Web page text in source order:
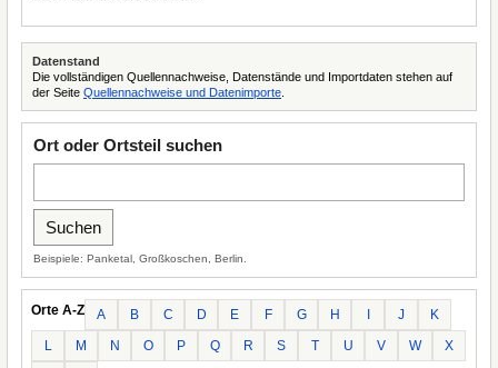
Datenstand
Die vollständigen Quellennachweise, Datenstände und Importdaten stehen auf
der Seite Quellennachweise und Datenimporte
Ort oder Ortsteil suchen
Beispiele: Panketal, Großkoschen, Berlin.
Orte A-Z A B C D E F G H J
K
L
M N O P Q R S T U V W X